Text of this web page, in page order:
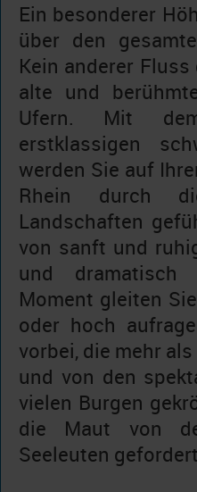
Ein besonderer
über den
Kein anderer
alte und
Ufern. Mit
erstklassigen
werden Sie auf
Rhein durch
Landschaften
von sanft und
und dramatisch
Moment gleiten
oder hoch
vorbei, die mehr
und von den
vielen Burgen
die Maut von
Seeleuten